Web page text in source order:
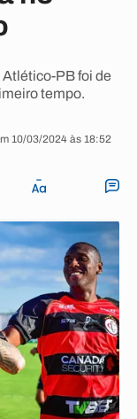
PB foi de
tempo.
10/03/2024 às 18:52